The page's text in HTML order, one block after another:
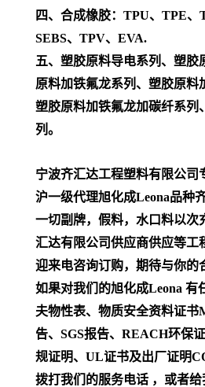
四、合成橡胶：TPU、TPE、
SEBS、TPV、EVA.
五、塑胶原料导电系列、塑胶
原料加铁氟龙系列、塑胶原料
塑胶原料加铁氟龙加碳纤系列
列。
宁波齐汇达工程塑料有限公司
沪一级代理旭化成Leona品种
一切副牌，假料，水口料以次
汇达有限公司供应商供应等工
迎来电咨询订购，期待与你的
如果对我们的旭化成Leona 有
夫物性表、物质安全资料证书
告、SGS报告、REACH环保
规证明、UL证书及出厂证明
拨打我们的服务电话 ，或者